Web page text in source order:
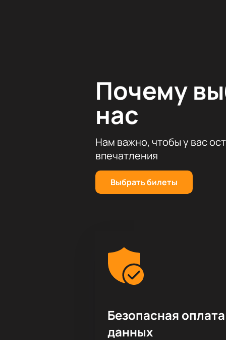
Почему
нас
Нам важно, чтобы у вас
впечатления
Выбрать билеты
Безопасная
данных